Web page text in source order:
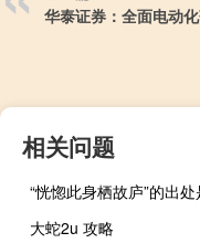
华泰证券：全面电动
相关问题
“恍惚此身栖故庐”的出处
大蛇2u 攻略